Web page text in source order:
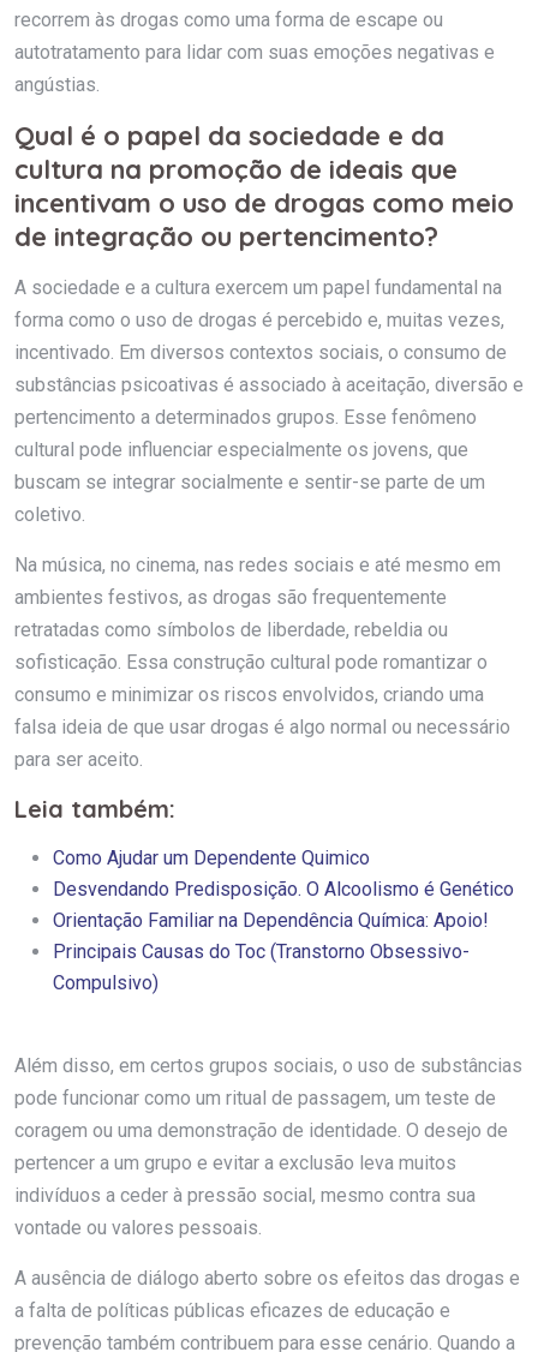
recorrem às drogas como uma forma de escape ou
autotratamento para lidar com suas emoções negativas e
angústias.
Qual é o papel da sociedade e da
cultura na promoção de ideais que
incentivam o uso de drogas como meio
de integração ou pertencimento?
A sociedade e a cultura exercem um papel fundamental na
forma como o uso de drogas é percebido e, muitas vezes,
incentivado. Em diversos contextos sociais, o consumo de
substâncias psicoativas é associado à aceitação, diversão e
pertencimento a determinados grupos. Esse fenômeno
cultural pode influenciar especialmente os jovens, que
buscam se integrar socialmente e sentir-se parte de um
coletivo.
Na música, no cinema, nas redes sociais e até mesmo em
ambientes festivos, as drogas são frequentemente
retratadas como símbolos de liberdade, rebeldia ou
sofisticação. Essa construção cultural pode romantizar o
consumo e minimizar os riscos envolvidos, criando uma
falsa ideia de que usar drogas é algo normal ou necessário
para ser aceito.
Leia também:
Como Ajudar um Dependente Quimico
Desvendando Predisposição. O Alcoolismo é Genético
Orientação Familiar na Dependência Química: Apoio!
Principais Causas do Toc (Transtorno Obsessivo-
Compulsivo)
Além disso, em certos grupos sociais, o uso de substâncias
pode funcionar como um ritual de passagem, um teste de
coragem ou uma demonstração de identidade. O desejo de
pertencer a um grupo e evitar a exclusão leva muitos
indivíduos a ceder à pressão social, mesmo contra sua
vontade ou valores pessoais.
A ausência de diálogo aberto sobre os efeitos das drogas e
a falta de políticas públicas eficazes de educação e
prevenção também contribuem para esse cenário. Quando a